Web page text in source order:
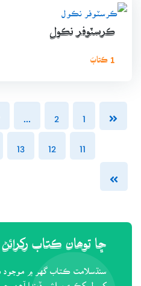
ڪرسٽوفر نڪول
1 ڪتابَ
1
11
12
13
ڇا توھان ڪتاب رکرائڻ
سنڌسلامت ڪتاب گهر ۾ موجود
کي ليکڪ ۽ پبلشر ڏيندا آھن،